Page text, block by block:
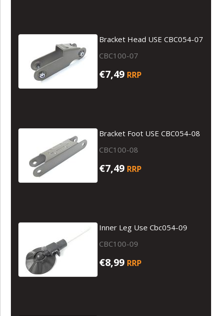
Bracket Head USE CBC054-07
CBC100-07
€7,49 RRP
Bracket Foot USE CBC054-08
CBC100-08
€7,49 RRP
Inner Leg Use Cbc054-09
CBC100-09
€8,99 RRP